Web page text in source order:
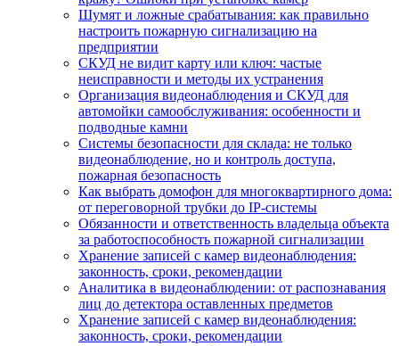
Шумят и ложные срабатывания: как правильно
настроить пожарную сигнализацию на
предприятии
СКУД не видит карту или ключ: частые
неисправности и методы их устранения
Организация видеонаблюдения и СКУД для
автомойки самообслуживания: особенности и
подводные камни
Системы безопасности для склада: не только
видеонаблюдение, но и контроль доступа,
пожарная безопасность
Как выбрать домофон для многоквартирного дома:
от переговорной трубки до IP-системы
Обязанности и ответственность владельца объекта
за работоспособность пожарной сигнализации
Хранение записей с камер видеонаблюдения:
законность, сроки, рекомендации
Аналитика в видеонаблюдении: от распознавания
лиц до детектора оставленных предметов
Хранение записей с камер видеонаблюдения:
законность, сроки, рекомендации